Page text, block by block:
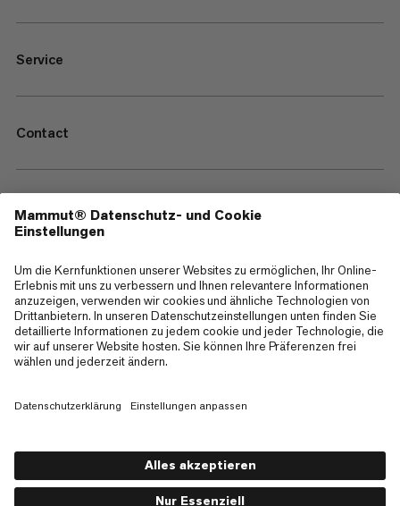
Service
Contact
—
Sitemap
Cookies
Impressum